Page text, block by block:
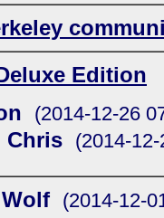
Edition
(2014-12-26
Chris (2014-
Wolf (2014-12-